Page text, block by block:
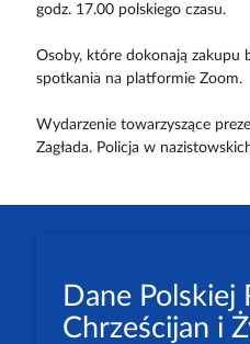
godz. 17.00 polskiego czasu.
Osoby, które dokonają zakupu
spotkania na platformie Zoom.
Wydarzenie towarzyszące
Zagłada. Policja w
Dane Polskiej
Chrześcijan i